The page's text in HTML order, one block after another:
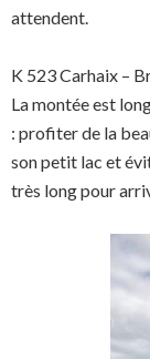
attendent.
K 523 Carhaix –
La montée est
: profiter de la
son petit lac et
très long pour